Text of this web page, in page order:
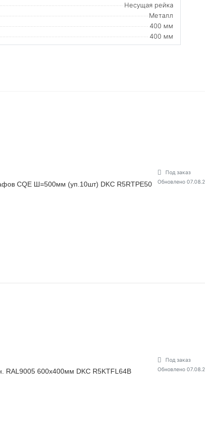
Несущая рейка
Металл
400 мм
400 мм
CQE Ш=500мм (уп.10шт) DKC R5RTPE50
Под заказ
Обновлено
RAL9005 600х400мм DKC R5KTFL64B
Под заказ
Обновлено